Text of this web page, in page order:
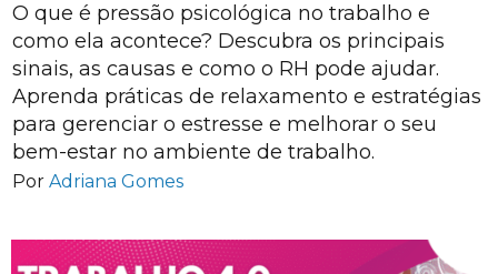
O que é pressão psicológica no trabalho e
como ela acontece? Descubra os principais
sinais, as causas e como o RH pode ajudar.
Aprenda práticas de relaxamento e estratégias
para gerenciar o estresse e melhorar o seu
bem-estar no ambiente de trabalho.
Por Adriana Gomes